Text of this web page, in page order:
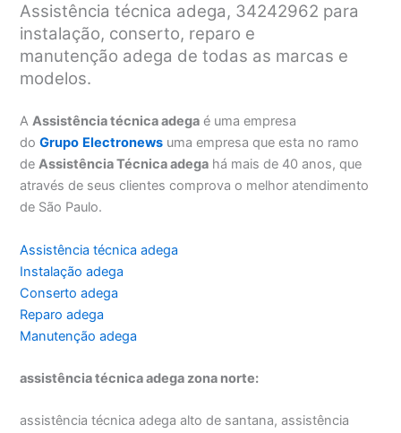
Assistência técnica adega, 34242962 para
instalação, conserto, reparo e
manutenção adega de todas as marcas e
modelos.
AAssistência técnica adega é uma empresa
doGrupo Electronews uma empresa que esta no ramo
deAssistência Técnica adega há mais de 40 anos, que
através de seus clientes comprova o melhor atendimento
de São Paulo.
Assistência técnica adega
Instalação adega
Conserto adega
Reparo adega
Manutenção adega
assistência técnica adega zona norte:
assistência técnica adega alto de santana, assistência